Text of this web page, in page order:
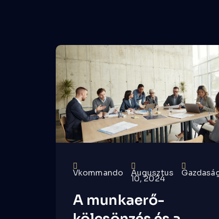
Vkommando Augusztus
10, 2024
A munkaerő-